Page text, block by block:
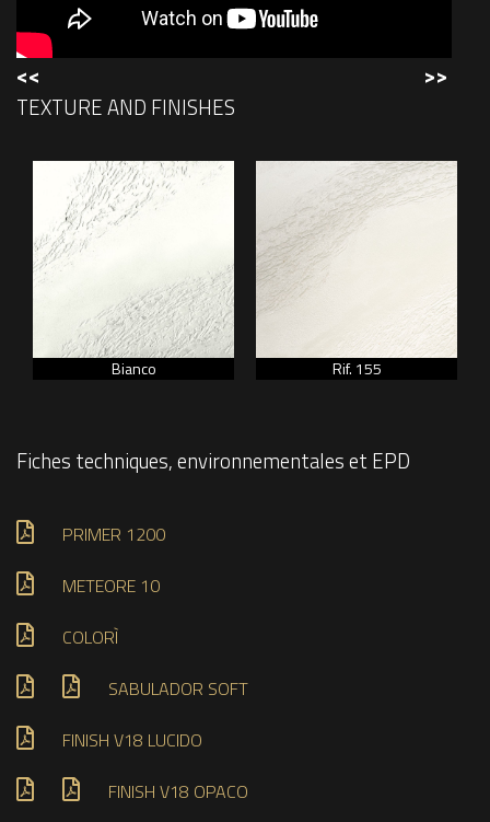
<< >>
TEXTURE AND FINISHES
Bianco Rif. 155
Fiches techniques, environnementales et EPD
PRIMER 1200
METEORE 10
COLORÌ
SABULADOR SOFT
FINISH V18 LUCIDO
FINISH V18 OPACO